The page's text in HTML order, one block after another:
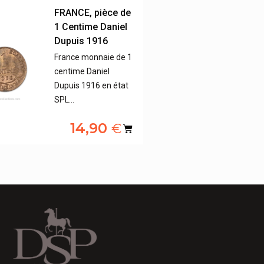
FRANCE, pièce de
1 Centime Daniel
Dupuis 1916
France monnaie de 1
centime Daniel
Dupuis 1916 en état
SPL…
14,90 €